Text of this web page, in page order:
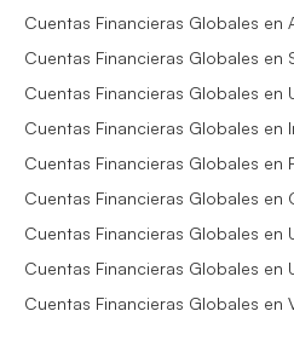
Cuentas Financieras Globales en
Cuentas Financieras Globales en
Cuentas Financieras Globales en
Cuentas Financieras Globales en
Cuentas Financieras Globales en
Cuentas Financieras Globales en
Cuentas Financieras Globales en
Cuentas Financieras Globales en
Cuentas Financieras Globales en